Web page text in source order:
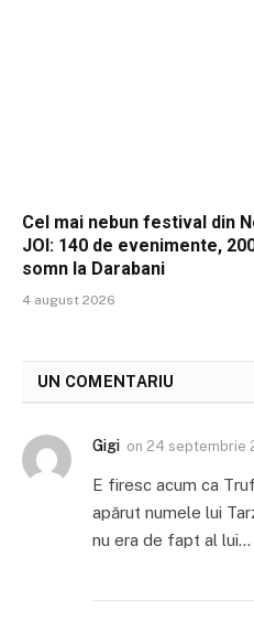
Cel mai nebun festival din
JOI: 140 de evenimente,
somn la Darabani
4 august 2026
UN COMENTARIU
Gigi on 24 septembrie
E firesc acum ca
apărut numele lui
nu era de fapt al lui…